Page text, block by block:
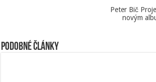
Peter Bič
novým
Podobné články